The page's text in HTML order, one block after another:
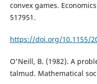
convex games.
517951.
https://doi.org/10.1155/
O'Neill, B. (1982). A
talmud. Mathematical